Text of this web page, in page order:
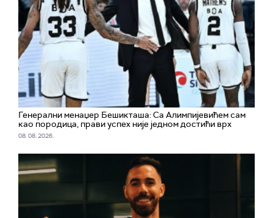
Генерални менаџер Бешикташа: Са Алимпијевићем сам
као породица, прави успех није једном достићи врх
08. 08. 2026.